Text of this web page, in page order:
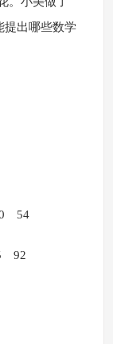
提出哪些数学
54
92